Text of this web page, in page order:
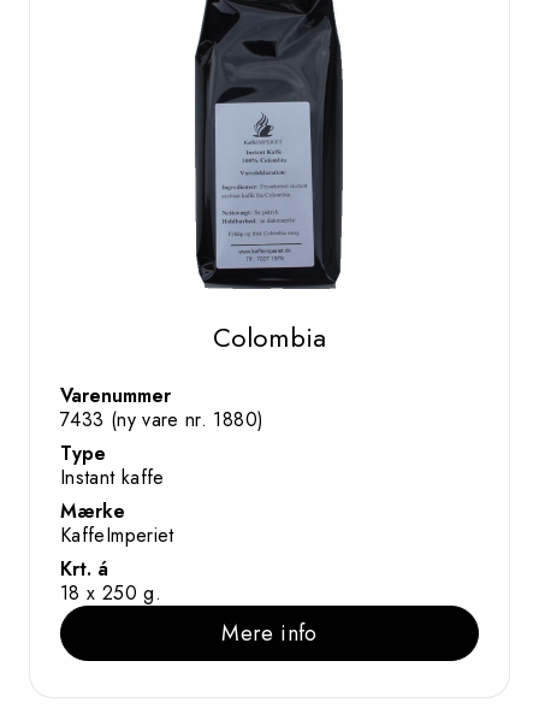
Colombia
Varenummer
7433 (ny vare nr. 1880)
Type
Instant kaffe
Mærke
KaffeImperiet
Krt. á
18 x 250 g.
Mere info